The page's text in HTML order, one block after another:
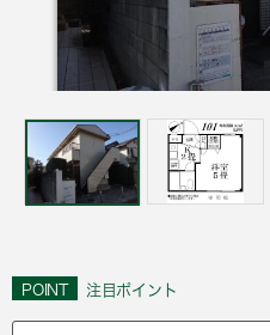
POINT 注目ポイント